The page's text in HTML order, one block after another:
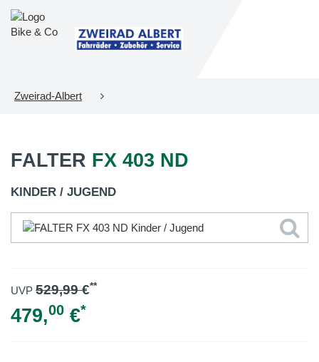
Zweirad-Albert
FALTER FX 403 ND
KINDER / JUGEND
UVP 529,99€**
479,00 €*